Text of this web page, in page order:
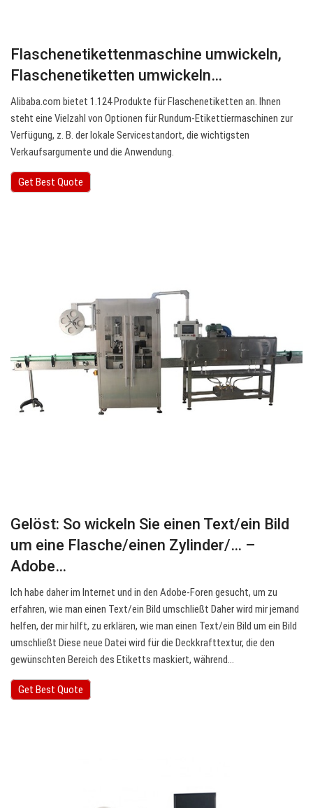
Flaschenetikettenmaschine umwickeln,
Flaschenetiketten umwickeln…
Alibaba.com bietet 1.124 Produkte für Flaschenetiketten an. Ihnen
steht eine Vielzahl von Optionen für Rundum-Etikettiermaschinen zur
Verfügung, z. B. der lokale Servicestandort, die wichtigsten
Verkaufsargumente und die Anwendung.
Get Best Quote
Gelöst: So wickeln Sie einen Text/ein Bild
um eine Flasche/einen Zylinder/… –
Adobe…
Ich habe daher im Internet und in den Adobe-Foren gesucht, um zu
erfahren, wie man einen Text/ein Bild umschließt Daher wird mir jemand
helfen, der mir hilft, zu erklären, wie man einen Text/ein Bild um ein Bild
umschließt Diese neue Datei wird für die Deckkrafttextur, die den
gewünschten Bereich des Etiketts maskiert, während…
Get Best Quote